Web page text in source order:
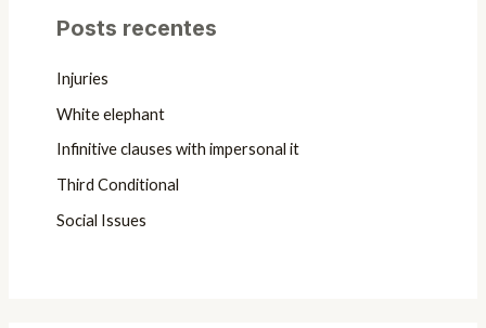
Posts recentes
Injuries
White elephant
Infinitive clauses with impersonal it
Third Conditional
Social Issues